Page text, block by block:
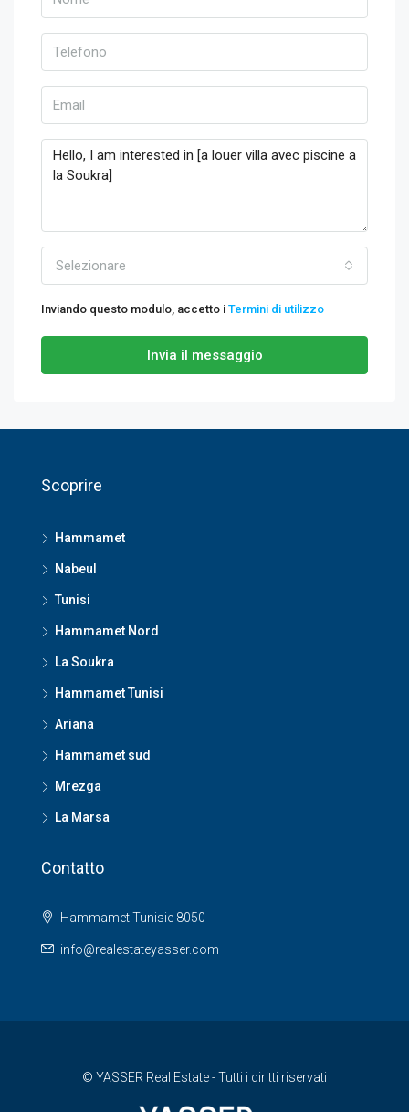
Selezionare
Inviando questo modulo, accetto i Termini di utilizzo
Invia il messaggio
Scoprire
Hammamet
Nabeul
Tunisi
Hammamet Nord
La Soukra
Hammamet Tunisi
Ariana
Hammamet sud
Mrezga
La Marsa
Contatto
Hammamet Tunisie 8050
info@realestateyasser.com
© YASSER Real Estate - Tutti i diritti riservati